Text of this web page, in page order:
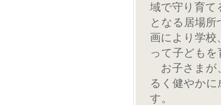
域で守り育て
となる居場
画により学校
って子ども
お子さまが
るく健やか
す。